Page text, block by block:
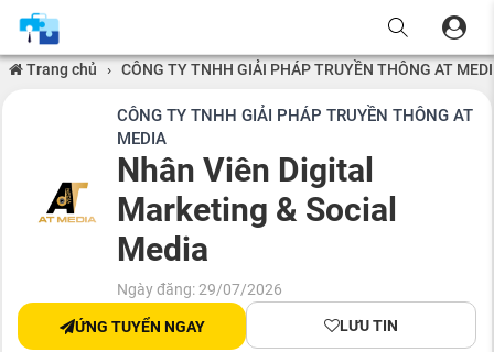
Trang chủ › CÔNG TY TNHH GIẢI PHÁP TRUYỀN THÔNG AT
CÔNG TY TNHH GIẢI PHÁP TRUYỀN THÔNG AT
MEDIA
Nhân Viên Digital
Marketing & Social
Media
Ngày đăng: 29/07/2026
ỨNG TUYỂN NGAY LƯU TIN